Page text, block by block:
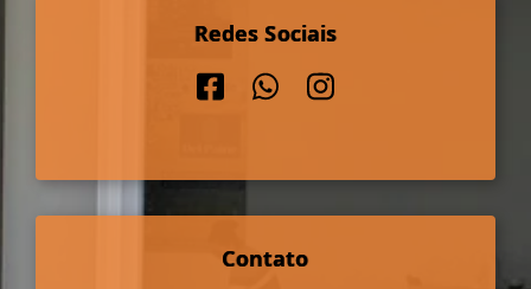
Redes Sociais
Contato